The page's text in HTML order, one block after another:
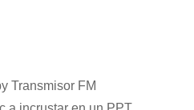
Transmisor FM